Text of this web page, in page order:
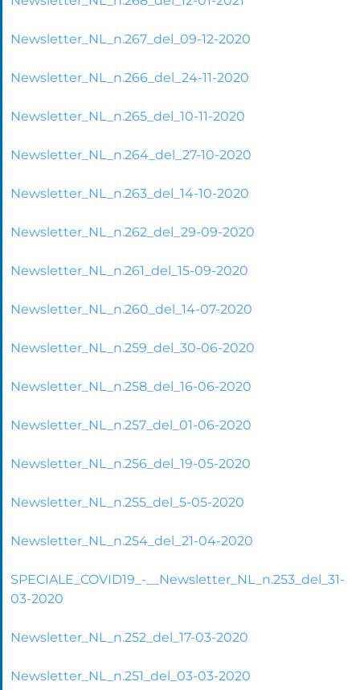
Newsletter_NL_n.267_del_09-12-2020
Newsletter_NL_n.266_del_24-11-2020
Newsletter_NL_n.265_del_10-11-2020
Newsletter_NL_n.264_del_27-10-2020
Newsletter_NL_n.263_del_14-10-2020
Newsletter_NL_n.262_del_29-09-2020
Newsletter_NL_n.261_del_15-09-2020
Newsletter_NL_n.260_del_14-07-2020
Newsletter_NL_n.259_del_30-06-2020
Newsletter_NL_n.258_del_16-06-2020
Newsletter_NL_n.257_del_01-06-2020
Newsletter_NL_n.256_del_19-05-2020
Newsletter_NL_n.255_del_5-05-2020
Newsletter_NL_n.254_del_21-04-2020
SPECIALE_COVID19_-__Newsletter_NL_n.253_del_31-
03-2020
Newsletter_NL_n.252_del_17-03-2020
Newsletter_NL_n.251_del_03-03-2020